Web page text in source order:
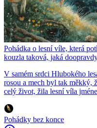
Pohádka o lesní víle, která
kouzla taková, jaká
V samém srdci Hlubokého
rosou a mech byl tak měkký,
celý život, žila lesní víla
Pohádky bez konce